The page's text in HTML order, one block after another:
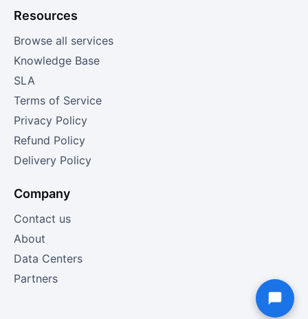
Resources
Browse all services
Knowledge Base
SLA
Terms of Service
Privacy Policy
Refund Policy
Delivery Policy
Company
Contact us
About
Data Centers
Partners